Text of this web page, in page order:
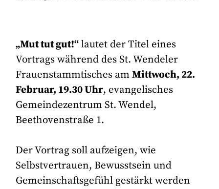
„Mut tut gut!“lautet der Titel eines
Vortrags während des St. Wendeler
Frauenstammtisches amMittwoch, 22.
Februar, 19.30 Uhr, evangelisches
Gemeindezentrum St. Wendel,
Beethovenstraße 1.
Der Vortrag soll aufzeigen, wie
Selbstvertrauen, Bewusstsein und
Gemeinschaftsgefühl gestärkt werden